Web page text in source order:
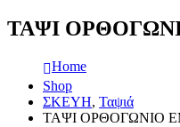
ΤΑΨΙ
Home
Shop
ΣΚΕΥΗ, Ταψιά
ΤΑΨΙ ΟΡΘΟΓΩΝΙΟ